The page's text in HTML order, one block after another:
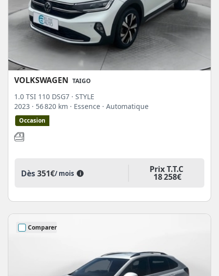
VOLKSWAGEN TAIGO
1.0 TSI 110 DSG7 · STYLE
2023 · 56 820 km · Essence · Automatique
Occasion
Dès351€/ mois i Prix T.T.C
18 258€
Comparer